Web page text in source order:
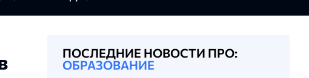
ПОСЛЕДНИЕ НОВОСТИ ПРО:
ОБРАЗОВАНИЕ